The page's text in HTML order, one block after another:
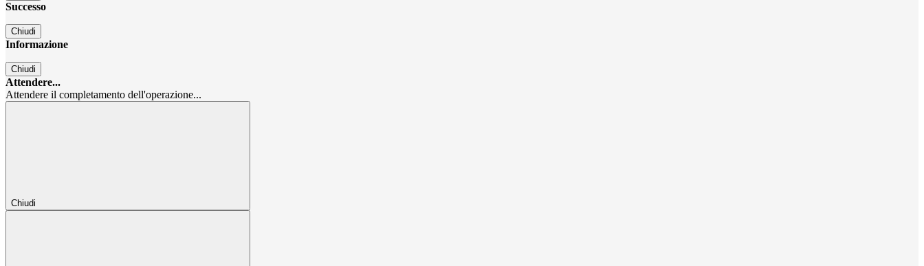
Successo
Chiudi
Informazione
Chiudi
Attendere...
Attendere il completamento dell'operazione...
Chiudi